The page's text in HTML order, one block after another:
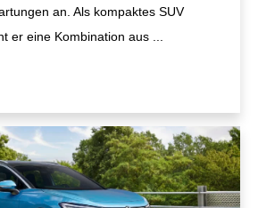
an. Als kompaktes SUV
er eine Kombination aus